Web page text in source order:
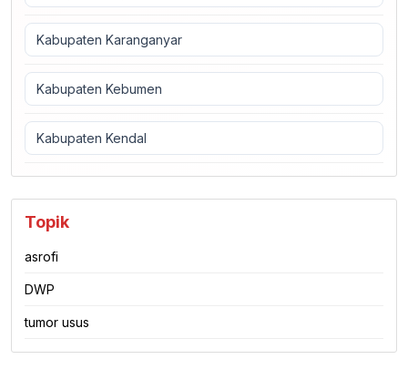
Kabupaten Karanganyar
Kabupaten Kebumen
Kabupaten Kendal
Topik
asrofi
DWP
tumor usus